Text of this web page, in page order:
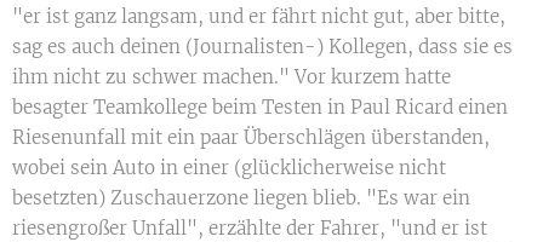
"er ist ganz langsam, und er fährt nicht gut, aber bitte,
sag es auch deinen (Journalisten-) Kollegen, dass sie es
ihm nicht zu schwer machen." Vor kurzem hatte
besagter Teamkollege beim Testen in Paul Ricard einen
Riesenunfall mit ein paar Überschlägen überstanden,
wobei sein Auto in einer (glücklicherweise nicht
besetzten) Zuschauerzone liegen blieb. "Es war ein
riesengroßer Unfall", erzählte der Fahrer, "und er ist